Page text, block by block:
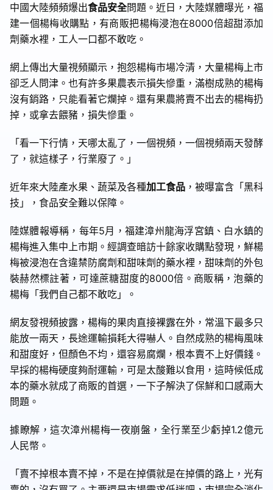
中國大陸頻頻爆出食品安全問題。近日，大陸媒體曝光，福
建一個楊梅收購點，有商販把楊梅浸泡在8000倍超甜添加
劑藥水裡，工人一口都不敢吃。
網上傳出大量視頻顯示，抱怨楊梅市場冷清，大量楊梅上市
卻乏人問津。也有許多果農表示損失慘重，滿樹成熟的楊梅
沒有銷路，只能看著它爛掉。還有果農將賣不出去的楊梅扔
掉，或拿去餵豬，損失慘重。
「看一下行情，天哪太亂了，一個視頻，一個視頻兩天發酵
了，就這樣子，行業廢了。」
近年來大陸產水果、蔬菜及各種加工食品 ，被曝富含「黑科
技」，食品安全難以保障。
陸媒體報導稱，每年5月，福建漳州龍海浮宮鎮、白水鎮的
楊梅進入集中上市期。經調查暗訪十餘家收購點發現，鮮楊
梅被浸泡在含違禁防腐劑和甜味劑的藥水裡，甜味劑的外包
裝赫然標註著，可達蔗糖甜度的8000倍。商販稱，泡藥的
楊梅「我們自己都不敢吃」。
網友發視頻披露，楊梅的果肉直接裸露在外，常溫下最多只
能放一兩天，長途運輸損耗大得嚇人。自然成熟的楊梅風味
和甜度好，但顏色不均，還容易腐爛，根本賣不上好價錢。
早採的楊梅硬度夠耐運輸，可是太酸難以食用，這時候低成
本的藥水就成了商販的首選，一下子解決了保鮮和口感兩大
問題。
據瞭解，這次漳州楊梅一夜崩盤，全行業至少虧掉1.2億元
人民幣。
「賣不掉根本賣不掉，不是在掉價就是在掉價的路上，光有